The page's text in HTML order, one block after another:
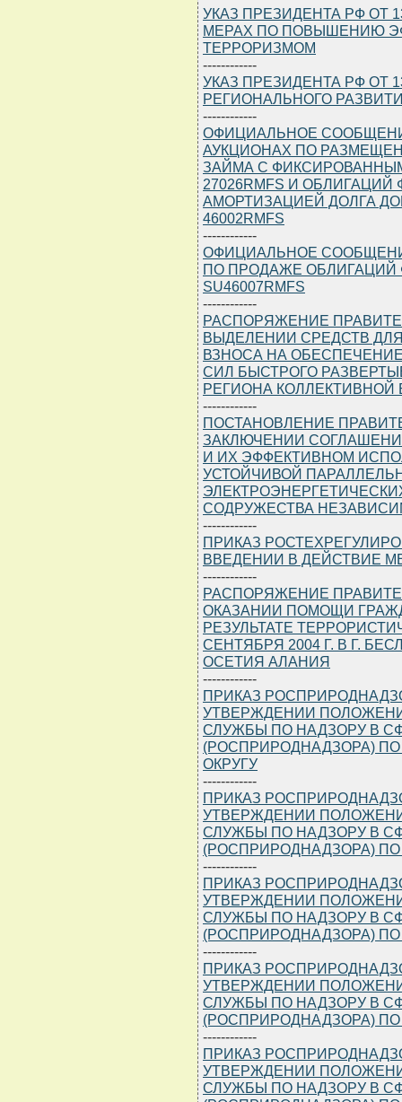
УКАЗ ПРЕЗИДЕНТА РФ ОТ
МЕРАХ ПО ПОВЫШЕНИЮ
ТЕРРОРИЗМОМ
------------
УКАЗ ПРЕЗИДЕНТА РФ ОТ
РЕГИОНАЛЬНОГО
------------
ОФИЦИАЛЬНОЕ
АУКЦИОНАХ ПО
ЗАЙМА С
27026RMFS И
АМОРТИЗАЦИЕЙ ДОЛГА
46002RMFS
------------
ОФИЦИАЛЬНОЕ
ПО ПРОДАЖЕ ОБЛИГАЦИЙ
SU46007RMFS
------------
РАСПОРЯЖЕНИЕ
ВЫДЕЛЕНИИ СРЕДСТВ
ВЗНОСА НА
СИЛ БЫСТРОГО
РЕГИОНА
------------
ПОСТАНОВЛЕНИЕ
ЗАКЛЮЧЕНИИ
И ИХ ЭФФЕКТИВНОМ
УСТОЙЧИВОЙ
СОДРУЖЕСТВА
------------
ПРИКАЗ
ВВЕДЕНИИ В ДЕЙСТВИЕ
------------
РАСПОРЯЖЕНИЕ
ОКАЗАНИИ ПОМОЩИ
РЕЗУЛЬТАТЕ
СЕНТЯБРЯ 2004 Г. В Г.
ОСЕТИЯ АЛАНИЯ
------------
ПРИКАЗ
УТВЕРЖДЕНИИ
СЛУЖБЫ ПО НАДЗОРУ В
(РОСПРИРОДНАДЗОРА)
ОКРУГУ
------------
ПРИКАЗ
УТВЕРЖДЕНИИ
СЛУЖБЫ ПО НАДЗОРУ В
(РОСПРИРОДНАДЗОРА)
------------
ПРИКАЗ
УТВЕРЖДЕНИИ
СЛУЖБЫ ПО НАДЗОРУ В
(РОСПРИРОДНАДЗОРА)
------------
ПРИКАЗ
УТВЕРЖДЕНИИ
СЛУЖБЫ ПО НАДЗОРУ В
(РОСПРИРОДНАДЗОРА)
------------
ПРИКАЗ
УТВЕРЖДЕНИИ
СЛУЖБЫ ПО НАДЗОРУ В